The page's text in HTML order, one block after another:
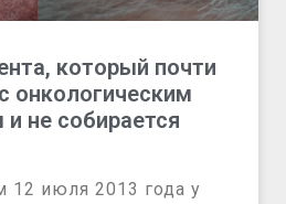
который почти
онкологическим
не собирается
12 июля 2013 года у